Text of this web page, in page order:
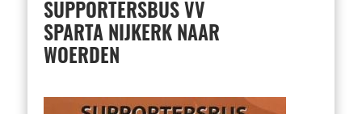
SUPPORTERSBUS VV
SPARTA NIJKERK NAAR
WOERDEN